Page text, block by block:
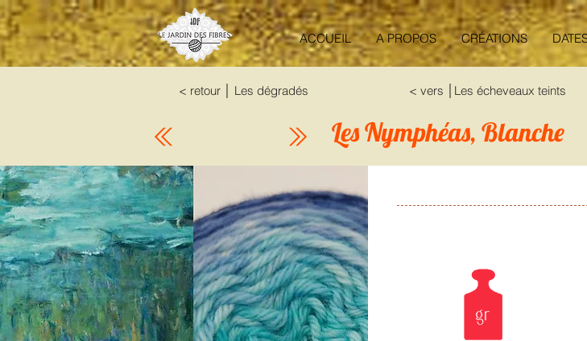
ACCUEIL A PROPOS CRÉATIONS
< retour │ Les dégradés < vers │Les écheveaux teints
Les Nymphéas, Blanche